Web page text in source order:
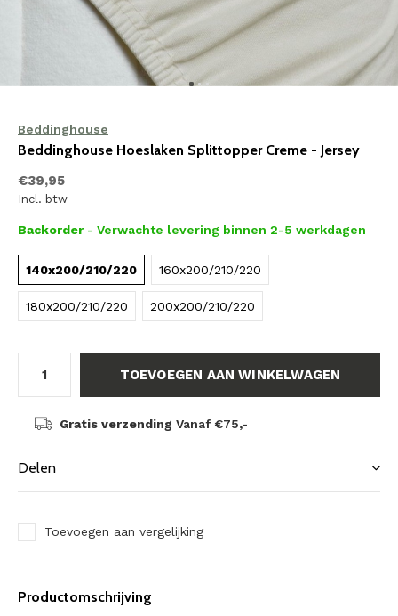
Beddinghouse
Beddinghouse Hoeslaken Splittopper Creme - Jersey
€39,95
Incl. btw
Backorder - Verwachte levering binnen 2-5 werkdagen
140x200/210/220 160x200/210/220
180x200/210/220 200x200/210/220
TOEVOEGEN AAN WINKELWAGEN
Gratis verzending Vanaf €75,-
Delen
Toevoegen aan vergelijking
Productomschrijving